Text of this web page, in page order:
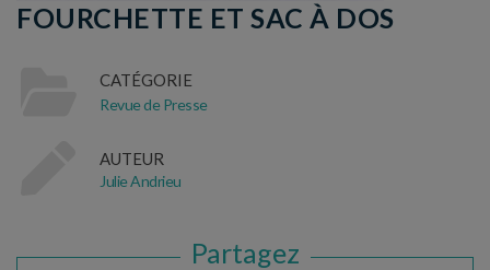
FOURCHETTE ET SAC À DOS
CATÉGORIE
Revue de Presse
AUTEUR
Julie Andrieu
Partagez